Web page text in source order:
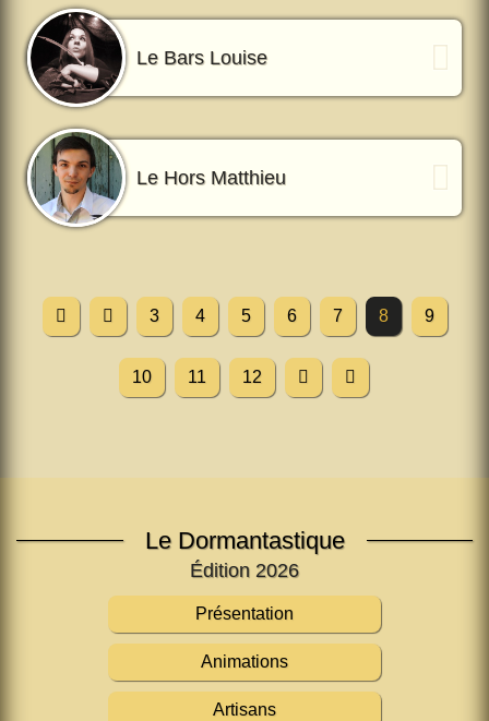
Le Dormantastique
Édition 2026
Présentation
Animations
Artisans
Le Bars Louise
Le Hors Matthieu
3 4 5 6 7 8 9
10 11 12